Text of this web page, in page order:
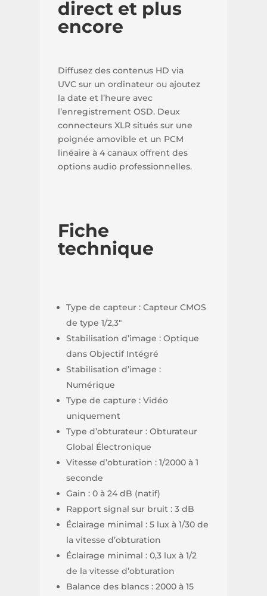
direct et plus
encore
Diffusez des contenus HD via
UVC sur un ordinateur ou ajoutez
la date et l’heure avec
l’enregistrement OSD. Deux
connecteurs XLR situés sur une
poignée amovible et un PCM
linéaire à 4 canaux offrent des
options audio professionnelles.
Fiche
technique
Type de capteur : Capteur CMOS
de type 1/2,3″
Stabilisation d’image : Optique
dans Objectif Intégré
Stabilisation d’image :
Numérique
Type de capture : Vidéo
uniquement
Type d’obturateur : Obturateur
Global Électronique
Vitesse d’obturation : 1/2000 à 1
seconde
Gain : 0 à 24 dB (natif)
Rapport signal sur bruit : 3 dB
Éclairage minimal : 5 lux à 1/30 de
la vitesse d’obturation
Éclairage minimal : 0,3 lux à 1/2
de la vitesse d’obturation
Balance des blancs : 2000 à 15